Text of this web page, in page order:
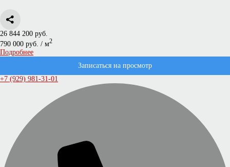
26 844 200 руб.
790 000 руб. / м2
Подробнее
Записаться на просмотр
+7 (929) 981-31-01